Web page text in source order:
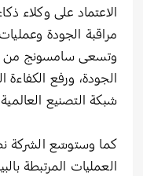
الاعتماد على وكلاء
مراقبة الجودة
وتسعى سامسونج من
الجودة، ورفع الكفاءة
شبكة التصنيع العالمية
كما وستوسّع الشركة
العمليات المرتبطة